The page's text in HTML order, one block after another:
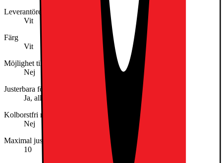
Leverantörens färgnamn
Vit
Färg
Vit
Möjlighet till torkställ
Nej
Justerbara fötter
Ja, alla
Kolborstfri motor
Nej
Maximal justerbarhet fötter (mm)
10